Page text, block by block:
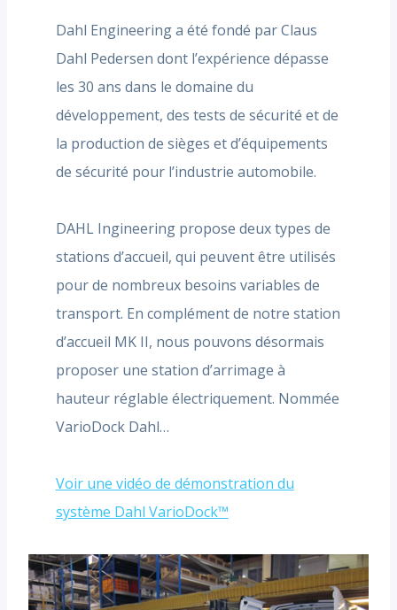
Dahl Engineering a été fondé par Claus
Dahl Pedersen dont l’expérience dépasse
les 30 ans dans le domaine du
développement, des tests de sécurité et de
la production de sièges et d’équipements
de sécurité pour l’industrie automobile.
DAHL Ingineering propose deux types de
stations d’accueil, qui peuvent être utilisés
pour de nombreux besoins variables de
transport. En complément de notre station
d’accueil MK II, nous pouvons désormais
proposer une station d’arrimage à
hauteur réglable électriquement. Nommée
VarioDock Dahl…
Voir une vidéo de démonstration du
système Dahl VarioDock™